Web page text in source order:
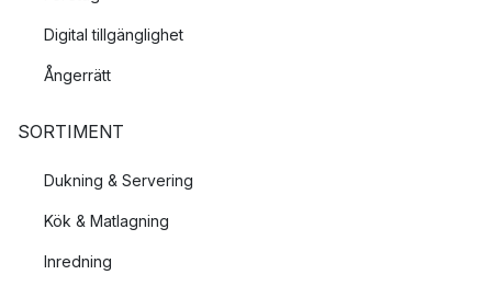
Digital tillgänglighet
Ångerrätt
SORTIMENT
Dukning & Servering
Kök & Matlagning
Inredning